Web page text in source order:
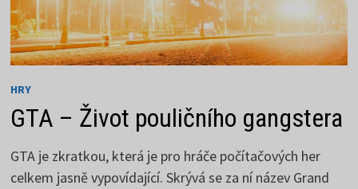
HRY
GTA – Život pouličního gangstera
GTA je zkratkou, která je pro hráče počítačových her
celkem jasně vypovídající. Skrývá se za ní název Grand